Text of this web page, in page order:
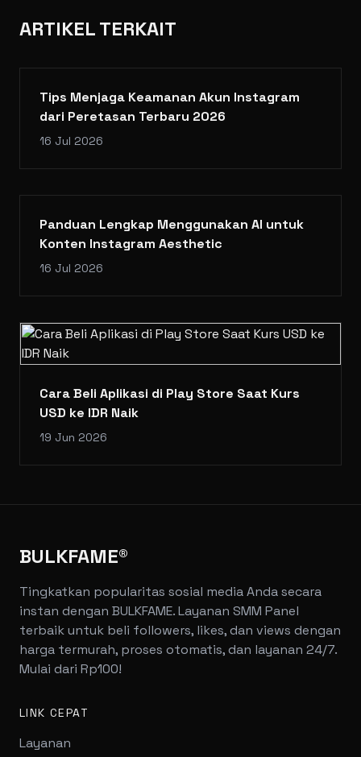
ARTIKEL TERKAIT
Tips Menjaga Keamanan Akun Instagram
dari Peretasan Terbaru 2026
16 Jul 2026
Panduan Lengkap Menggunakan AI untuk
Konten Instagram Aesthetic
16 Jul 2026
Cara Beli Aplikasi di Play Store Saat Kurs
USD ke IDR Naik
19 Jun 2026
BULKFAME®
Tingkatkan popularitas sosial media Anda secara
instan dengan BULKFAME. Layanan SMM Panel
terbaik untuk beli followers, likes, dan views dengan
harga termurah, proses otomatis, dan layanan 24/7.
Mulai dari Rp100!
LINK CEPAT
Layanan